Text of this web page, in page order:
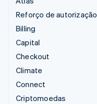
Reforço de autorização
Billing
Capital
Checkout
Climate
Connect
Criptomoedas